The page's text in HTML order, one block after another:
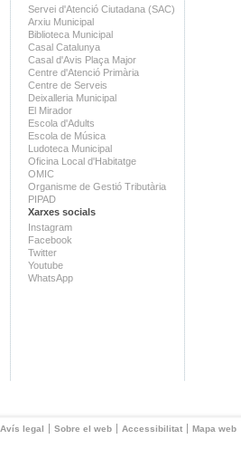
Servei d'Atenció Ciutadana (SAC)
Arxiu Municipal
Biblioteca Municipal
Casal Catalunya
Casal d'Avis Plaça Major
Centre d'Atenció Primària
Centre de Serveis
Deixalleria Municipal
El Mirador
Escola d'Adults
Escola de Música
Ludoteca Municipal
Oficina Local d'Habitatge
OMIC
Organisme de Gestió Tributària
PIPAD
Xarxes socials
Instagram
Facebook
Twitter
Youtube
WhatsApp
Avís legal Sobre el web Accessibilitat Mapa web